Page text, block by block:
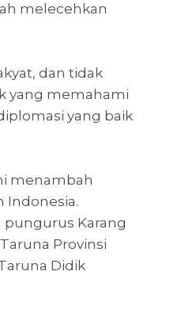
melecehkan
dan tidak
yang memahami
yang baik
menambah
Indonesia.
pungurus Karang
Provinsi
Didik